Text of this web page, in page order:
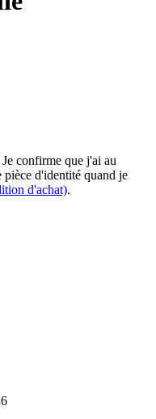
Je confirme que j'ai au
d'identité quand je
d'achat).